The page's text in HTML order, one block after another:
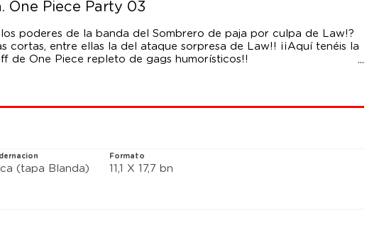
One Piece Party 03
poderes de la banda del Sombrero de paja por culpa de Law!?
cortas, entre ellas la del ataque sorpresa de Law!! ¡¡Aquí tenéis la
de One Piece repleto de gags humorísticos!!
(tapa Blanda)
Formato
11,1 X 17,7 bn